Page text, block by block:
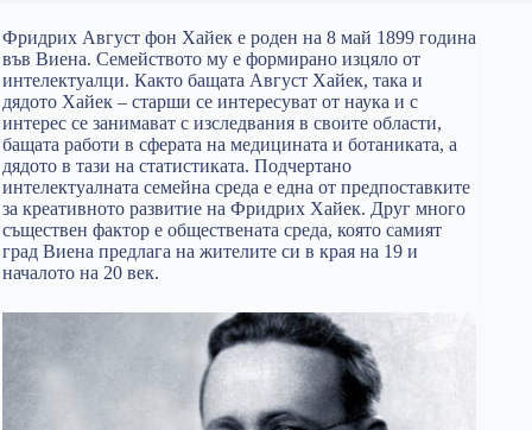
Фридрих Август фон Хайек е роден на 8 май 1899 година
във Виена. Семейството му е формирано изцяло от
интелектуалци. Както бащата Август Хайек, така и
дядото Хайек – старши се интересуват от наука и с
интерес се занимават с изследвания в своите области,
бащата работи в сферата на медицината и ботаниката, а
дядото в тази на статистиката. Подчертано
интелектуалната семейна среда е една от предпоставките
за креативното развитие на Фридрих Хайек. Друг много
съществен фактор е обществената среда, която самият
град Виена предлага на жителите си в края на 19 и
началото на 20 век.